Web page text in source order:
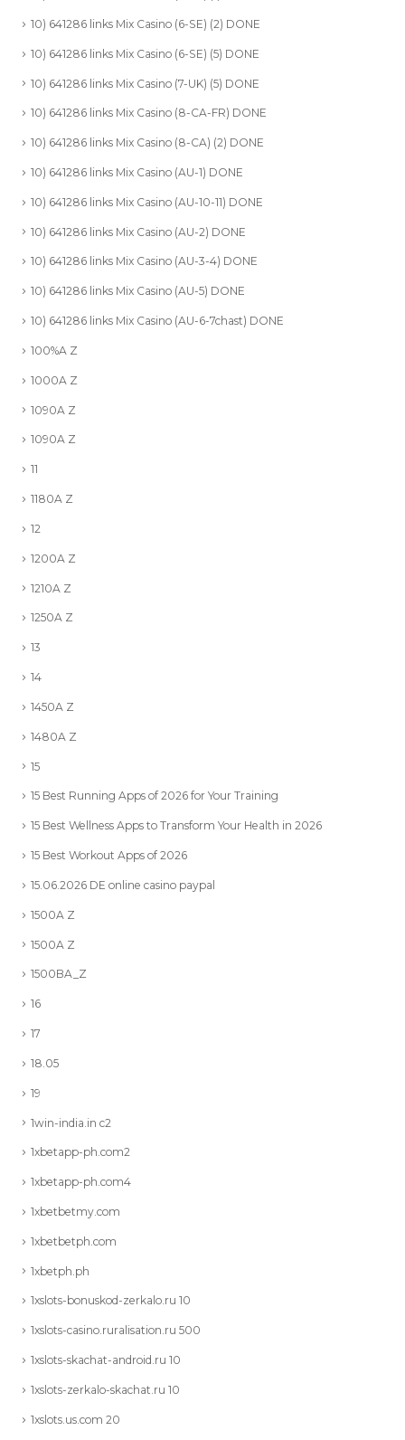
10) 641286 links Mix Casino (6-SE) (2) DONE
10) 641286 links Mix Casino (6-SE) (5) DONE
10) 641286 links Mix Casino (7-UK) (5) DONE
10) 641286 links Mix Casino (8-CA-FR) DONE
10) 641286 links Mix Casino (8-CA) (2) DONE
10) 641286 links Mix Casino (AU-1) DONE
10) 641286 links Mix Casino (AU-10-11) DONE
10) 641286 links Mix Casino (AU-2) DONE
10) 641286 links Mix Casino (AU-3-4) DONE
10) 641286 links Mix Casino (AU-5) DONE
10) 641286 links Mix Casino (AU-6-7chast) DONE
100%A Z
1000A Z
1090A Z
1090A Z
11
1180A Z
12
1200A Z
1210A Z
1250A Z
13
14
1450A Z
1480A Z
15
15 Best Running Apps of 2026 for Your Training
15 Best Wellness Apps to Transform Your Health in 2026
15 Best Workout Apps of 2026
15.06.2026 DE online casino paypal
1500A Z
1500A Z
1500BA_Z
16
17
18.05
19
1win-india.in c2
1xbetapp-ph.com2
1xbetapp-ph.com4
1xbetbetmy.com
1xbetbetph.com
1xbetph.ph
1xslots-bonuskod-zerkalo.ru 10
1xslots-casino.ruralisation.ru 500
1xslots-skachat-android.ru 10
1xslots-zerkalo-skachat.ru 10
1xslots.us.com 20